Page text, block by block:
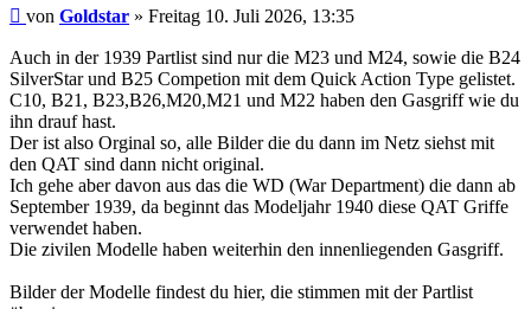
Beitrag
von Goldstar » Freitag 10. Juli 2026, 13:35
Auch in der 1939 Partlist sind nur die M23 und M24, sowie die B24
SilverStar und B25 Competion mit dem Quick Action Type gelistet.
C10, B21, B23,B26,M20,M21 und M22 haben den Gasgriff wie du
ihn drauf hast.
Der ist also Orginal so, alle Bilder die du dann im Netz siehst mit
den QAT sind dann nicht original.
Ich gehe aber davon aus das die WD (War Department) die dann ab
September 1939, da beginnt das Modeljahr 1940 diese QAT Griffe
verwendet haben.
Die zivilen Modelle haben weiterhin den innenliegenden Gasgriff.
Bilder der Modelle findest du hier, die stimmen mit der Partlist